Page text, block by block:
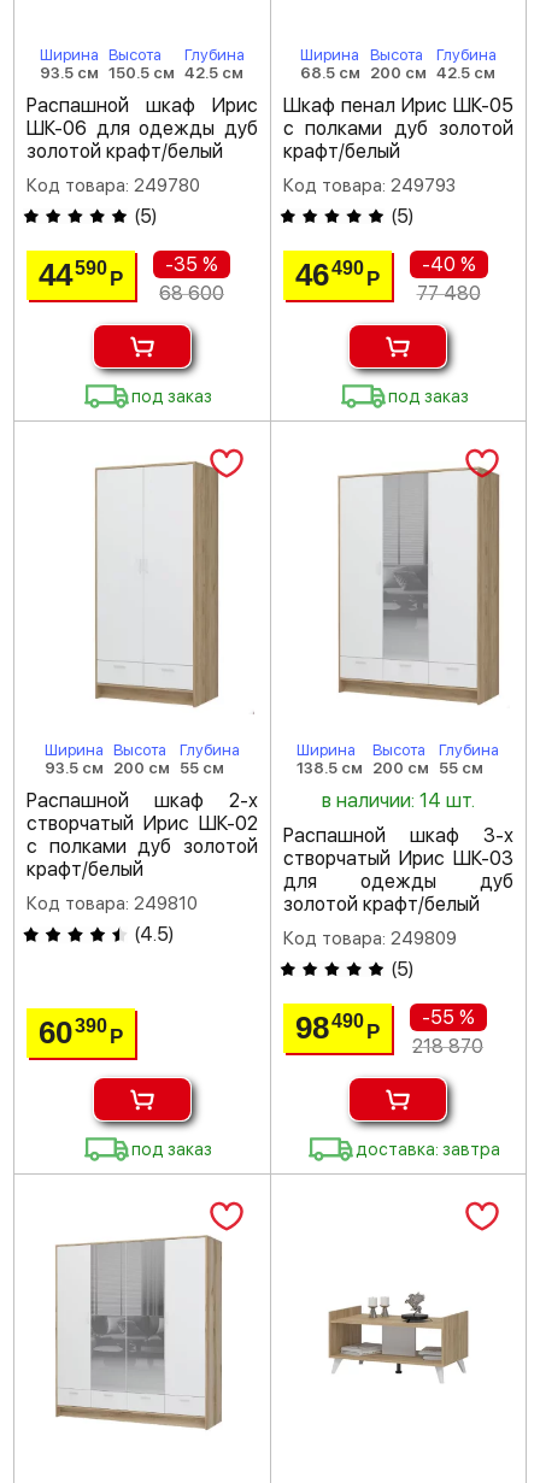
Ширина
93.5 см
Высота
150.5 см
Глубина
42.5 см
Распашной шкаф Ирис
ШК-06 для одежды дуб
золотой крафт/белый
Код товара: 249780
(5)
44590 Р
-35 %
68 600
под заказ
Ширина
68.5 см
Высота
200 см
Глубина
42.5 см
Шкаф пенал Ирис ШК-05
с полками дуб золотой
крафт/белый
Код товара: 249793
(5)
46490 Р
-40 %
77 480
под заказ
Ширина
93.5 см
Высота
200 см
Глубина
55 см
Распашной шкаф 2-х
створчатый Ирис ШК-02
с полками дуб золотой
крафт/белый
Код товара: 249810
(4.5)
60390 Р
под заказ
Ширина
138.5 см
Высота
200 см
Глубина
55 см
в наличии: 14 шт.
Распашной шкаф 3-х
створчатый Ирис ШК-03
для одежды дуб
золотой крафт/белый
Код товара: 249809
(5)
98490 Р
-55 %
218 870
доставка: завтра